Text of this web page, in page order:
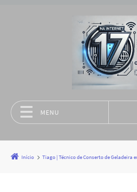
MENU
Início Tiago | Técnico de Conserto de Geladeira